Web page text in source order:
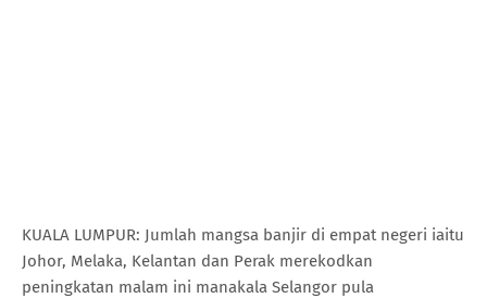
KUALA LUMPUR: Jumlah mangsa banjir di empat negeri iaitu
Johor, Melaka, Kelantan dan Perak merekodkan
peningkatan malam ini manakala Selangor pula